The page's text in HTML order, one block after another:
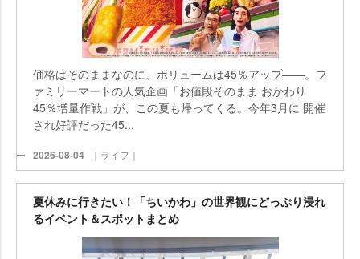
価格はそのままなのに、ボリュームは45％アップ――。フ
ァミリーマートの人気企画「お値段そのまま おかわり
45％増量作戦」が、この夏も帰ってくる。今年3月に 開催
され好評だった45...
2026-08-04 ｜ライフ｜
夏休みに行きたい！「ちいかわ」の世界観にどっぷり浸れ
るイベント＆スポットまとめ